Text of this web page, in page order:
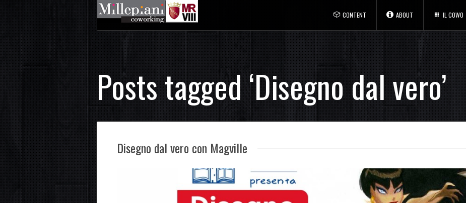
CONTENT ABOUT IL COWO
Posts tagged ‘Disegno dal vero’
Disegno dal vero con Magville